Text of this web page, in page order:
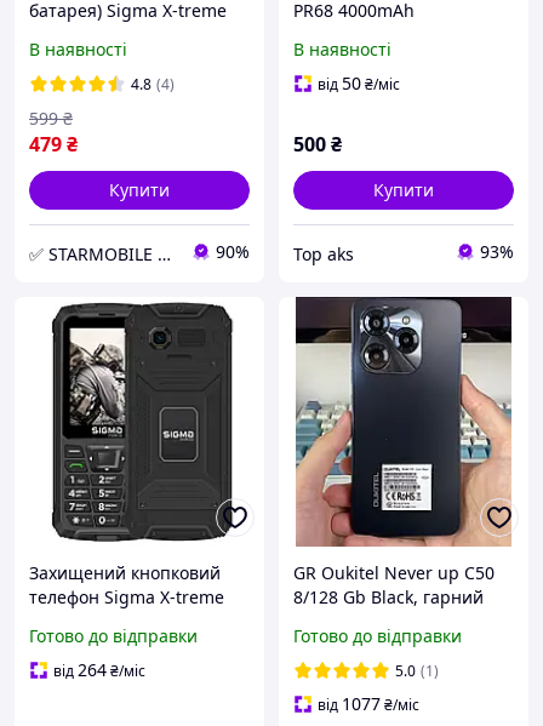
батарея) Sigma X-treme
В наявності
4.8 (4)
479₴
599 ₴
Купити
✅ STARMOBILE PARTS Інтернет-магазин запчастин для ремонту мобільного телефону та планшета 90%
PR68 4000mAh
В наявності
від50₴/міс
500₴
Купити
Top aks 93%
Захищений кнопковий
телефон Sigma X-treme
Powerbank 4000 мАг
Готово до відправки
від264₴/міс
GR Oukitel Never up C50
8/128 Gb Black, гарний
Андроїд, 6.8" дюйм,
1600x720, IPS, Full HD FG-
167
Готово до відправки
5.0 (1)
від 1077₴/міс